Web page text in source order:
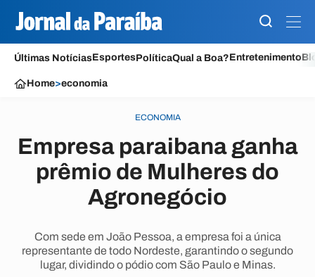
Últimas NotíciasEsportesPolíticaQual a Boa?Entretenimento
Home>economia
ECONOMIA
Empresa paraibana ganha
prêmio de Mulheres do
Agronegócio
Com sede em João Pessoa, a empresa foi a única
representante de todo Nordeste, garantindo o segundo
lugar, dividindo o pódio com São Paulo e Minas.